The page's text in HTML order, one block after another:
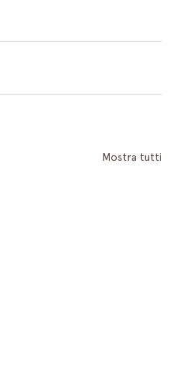
Mostra tutti